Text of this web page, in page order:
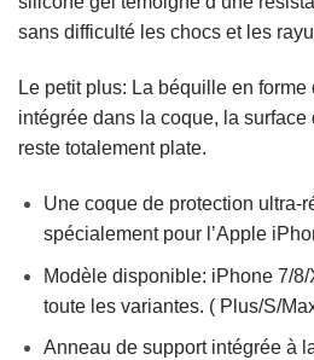
sans difficulté les chocs et les
Le petit plus: La béquille en forme
intégrée dans la coque, la surface
reste totalement plate.
Une coque de protection ultra-
spécialement pour l’Apple
Modèle disponible: iPhone 7/
toute les variantes. ( Plus/S/
Anneau de support intégrée à